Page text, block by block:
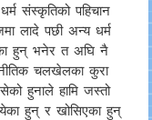
संस्कृतिको पहिचान
लादे पछी अन्य धर्म
हुन् भनेर त अघि नै
चलखेलका कुरा
हुनाले हामि जस्तो
हुन् र खोसिएका हुन्